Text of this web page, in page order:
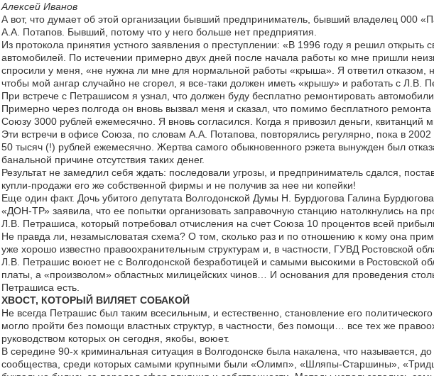
Алексей Иванов
А вот, что думает об этой организации бывший предприниматель, бывший владелец 000
А.А. Потапов. Бывший, потому что у него больше нет предприятия.
Из протокола принятия устного заявления о преступлении: «В 1996 году я решил
автомобилей. По истечении примерно двух дней после начала работы ко мне пришли
спросили у меня, «не нужна ли мне для нормальной работы «крыша». Я ответил отказом,
чтобы мой ангар случайно не сгорел, я все-таки должен иметь «крышу» и работать с Л.В.
При встрече с Петрашисом я узнал, что должен буду бесплатно ремонтировать
Примерно через полгода он вновь вызвал меня и сказал, что помимо бесплатного
Союзу 3000 рублей ежемесячно. Я вновь согласился. Когда я привозил деньги, квитанций
Эти встречи в офисе Союза, по словам А.А. Потапова, повторялись регулярно, пока в 2002
50 тысяч (!) рублей ежемесячно. Жертва самого обыкновенного рэкета вынужден был
банальной причине отсутствия таких денег.
Результат не замедлил себя ждать: последовали угрозы, и предприниматель сдался,
купли-продажи его же собственной фирмы и не получив за нее ни копейки!
Еще один факт. Дочь убитого депутата Волгодонской Думы Н. Бурдюгова Галина
«ДОН-ТР» заявила, что ее попытки организовать заправочную станцию натолкнулись на
Л.В. Петрашиса, который потребовал отчисления на счет Союза 10 процентов всей
Не правда ли, незамысловатая схема? О том, сколько раз и по отношению к кому она
уже хорошо известно правоохранительным структурам и, в частности, ГУВД Ростовской
Л.В. Петрашис воюет не с Волгодонской безработицей и самыми высокими в Ростовской
платы, а «произволом» областных милицейских чинов… И основания для проведения
Петрашиса есть.
ХВОСТ, КОТОРЫЙ ВИЛЯЕТ СОБАКОЙ
Не всегда Петрашис был таким всесильным, и естественно, становление его
могло пройти без помощи властных структур, в частности, без помощи… все тех же
руководством которых он сегодня, якобы, воюет.
В середине 90-х криминальная ситуация в Волгодонске была накалена, что называется,
сообщества, среди которых самыми крупными были «Олимп», «Шляпы-Старшины»,